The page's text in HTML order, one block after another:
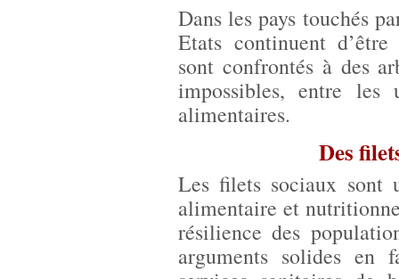
Dans les pays touchés
Etats continuent
sont confrontés à des
impossibles, entre les
alimentaires.
Des
Les filets sociaux sont
alimentaire et
résilience des
arguments solides en